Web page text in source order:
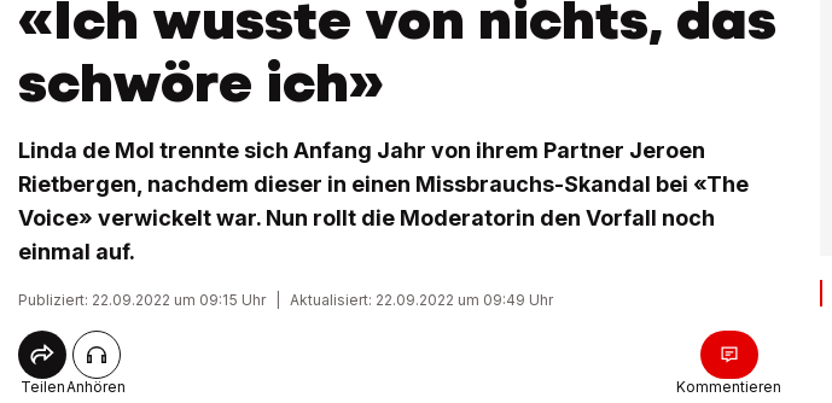
«Ich wusste von nichts, das
schwöre ich»
Linda de Mol trennte sich Anfang Jahr von ihrem Partner Jeroen
Rietbergen, nachdem dieser in einen Missbrauchs-Skandal bei «The
Voice» verwickelt war. Nun rollt die Moderatorin den Vorfall noch
einmal auf.
Publiziert: 22.09.2022 um 09:15 Uhr Aktualisiert: 22.09.2022 um 09:49 Uhr
TeilenAnhören Kommentieren